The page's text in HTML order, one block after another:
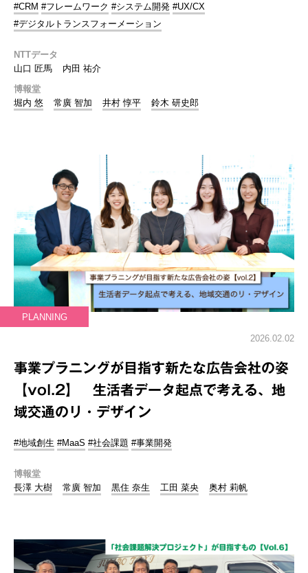
#CRM #フレームワーク #システム開発 #UX/CX
#デジタルトランスフォーメーション
NTTデータ
山口 匠馬
内田 祐介
博報堂
堀内 悠
常廣 智加 井村 惇平 鈴木 研史郎
PLANNING
2026.02.02
事業プラニングが目指す新たな広告会社の姿
【vol.2】 生活者データ起点で考える、地
域交通のリ・デザイン
#地域創生 #MaaS #社会課題 #事業開発
博報堂
長澤 大樹
常廣 智加 黒住 奈生 工田 菜央 奥村 莉帆